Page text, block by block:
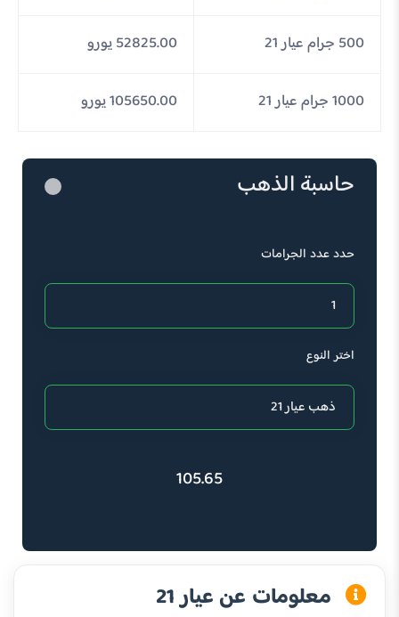
500 جرام عيار 21 52825.00 يورو
1000 جرام عيار 21 105650.00 يورو
حاسبة الذهب
حدد عدد الجرامات
اختر النوع
105.65
معلومات عن عيار 21